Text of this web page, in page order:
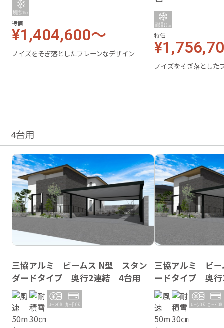
特価
¥1,404,600～
ノイズをそぎ落としたプレーンなデザイン
特価
ノイズをそぎ落とした
4台用
三協アルミ ビームス N型 スタン
ダードタイプ 奥行2連結 4台用
三協アルミ ビ
ードタイプ 奥